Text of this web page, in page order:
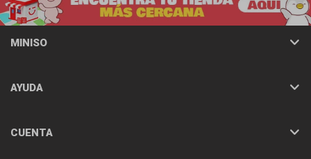
MINISO
AYUDA
CUENTA